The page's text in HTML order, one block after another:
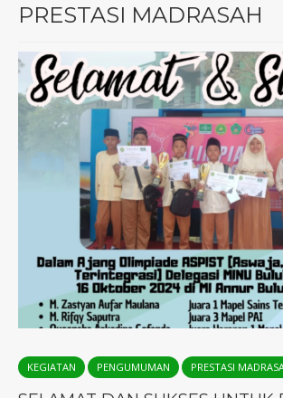
PRESTASI MADRASAH
KEGIATAN PENGUMUMAN PRESTASI